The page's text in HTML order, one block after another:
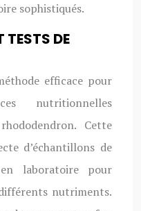
sophistiqués.
TESTS DE
efficace pour
nutritionnelles
Cette
d’échantillons de
laboratoire pour
nutriments.